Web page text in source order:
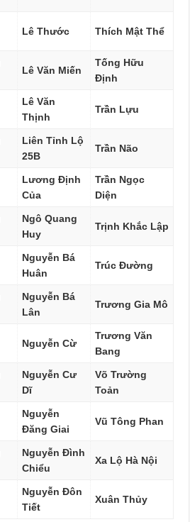
Lê Thước Thích Mật Thể
Lê Văn Miến
Tống Hữu
Định
Lê Văn
Thịnh
Trần Lựu
Liên Tỉnh Lộ
25B
Trần Não
Lương Định
Của
Trần Ngọc
Diện
Ngô Quang
Huy
Trịnh Khắc Lập
Nguyễn Bá
Huân
Trúc Đường
Nguyễn Bá
Lân
Trương Gia Mô
Nguyễn Cừ
Trương Văn
Bang
Nguyễn Cư
Dĩ
Võ Trường
Toản
Nguyễn
Đăng Giai
Vũ Tông Phan
Nguyễn Đình
Chiểu
Xa Lộ Hà Nội
Nguyễn Đôn
Tiết
Xuân Thủy